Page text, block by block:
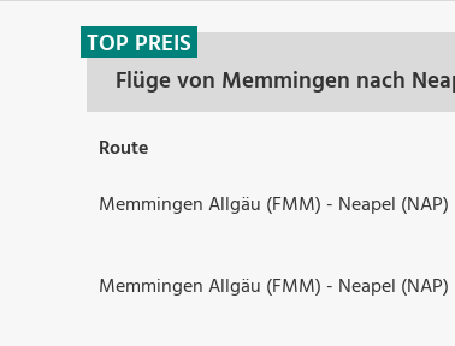
Flüge von Memmingen nach
TOP PREIS
Route
Memmingen Allgäu (FMM) - Neapel (NAP)
Memmingen Allgäu (FMM) - Neapel (NAP)